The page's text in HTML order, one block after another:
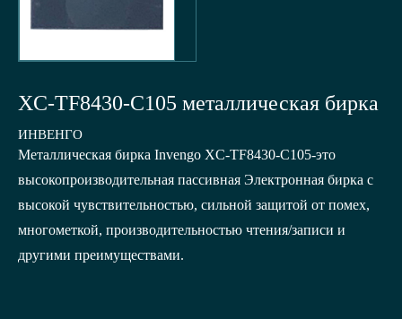
XC-TF8430-C105 металлическая бирка
ИНВЕНГО
Металлическая бирка Invengo XC-TF8430-C105-это
высокопроизводительная пассивная Электронная бирка с
высокой чувствительностью, сильной защитой от помех,
многометкой, производительностью чтения/записи и
другими преимуществами.